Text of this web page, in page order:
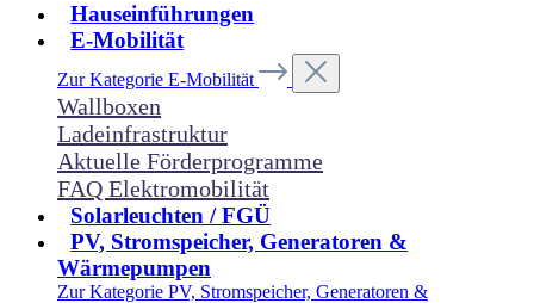
Hauseinführungen
E-Mobilität
Zur Kategorie E-Mobilität
Wallboxen
Ladeinfrastruktur
Aktuelle Förderprogramme
FAQ Elektromobilität
Solarleuchten / FGÜ
PV, Stromspeicher, Generatoren &
Wärmepumpen
Zur Kategorie PV, Stromspeicher, Generatoren &